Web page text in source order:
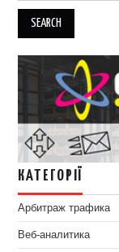
КАТЕГОРІЇ
Арбитраж трафика
Веб-аналитика